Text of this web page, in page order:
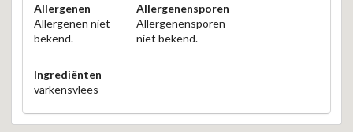
Allergenen
Allergenen niet
bekend.
Allergenensporen
Allergenensporen
niet bekend.
Ingrediënten
varkensvlees